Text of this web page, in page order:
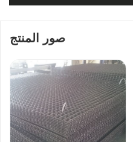
صور المنتج